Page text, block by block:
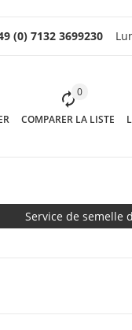
(0) 7132 3699230
0
COMPARER LA LISTE
Service de semelle